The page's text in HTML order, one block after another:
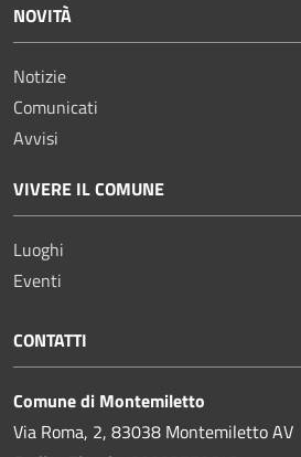
NOVITÀ
Notizie
Comunicati
Avvisi
VIVERE IL COMUNE
Luoghi
Eventi
CONTATTI
Comune di Montemiletto
Via Roma, 2, 83038 Montemiletto AV